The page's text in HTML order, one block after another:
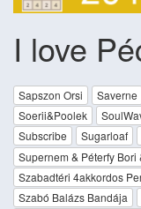
I love
Sapszon Orsi Saverne
Soerii&Poolek
Subscribe
Sugarloaf
Supernem & Péterfy Bori
Szabadtéri 4akkordos
Szabó Balázs Bandája